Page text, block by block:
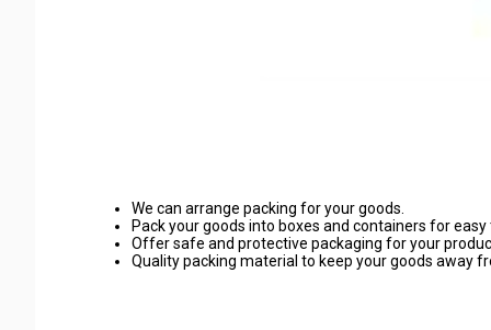
We can arrange packing for your goods.
Pack your goods into boxes and containers for
Offer safe and protective packaging for your
Quality packing material to keep your goods away